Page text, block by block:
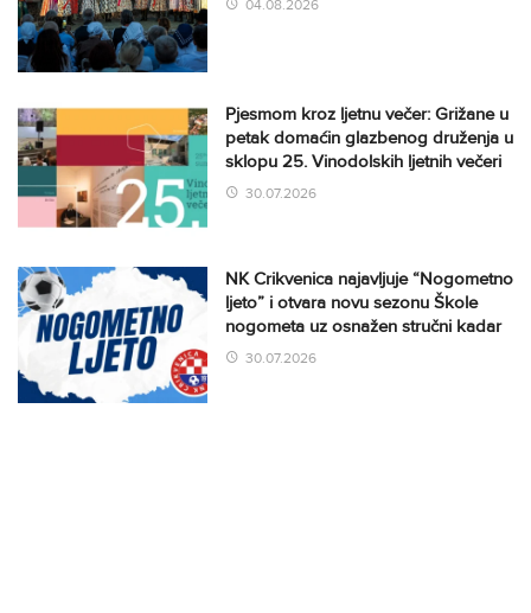
04.08.2026
Pjesmom kroz ljetnu večer: Grižane u
petak domaćin glazbenog druženja u
sklopu 25. Vinodolskih ljetnih večeri
30.07.2026
NK Crikvenica najavljuje “Nogometno
ljeto” i otvara novu sezonu Škole
nogometa uz osnažen stručni kadar
30.07.2026